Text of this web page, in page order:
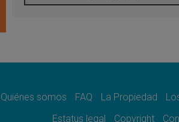
León XIV visitará el
07.08.2026
07.08.2026
el compromiso del cristiano"
Quiénes somos FAQ La Propiedad
Estatus legal
Copyright